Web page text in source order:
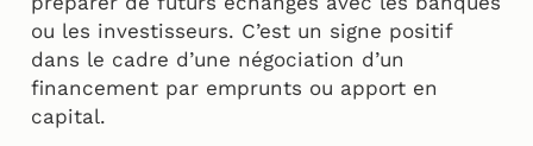
ou les investisseurs. C’est un signe positif
dans le cadre d’une négociation d’un
financement par emprunts ou apport en
capital.